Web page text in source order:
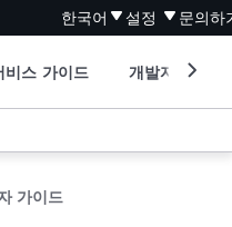
한국어 설정 문의하
비스 가이드 개발자 도구
가이드